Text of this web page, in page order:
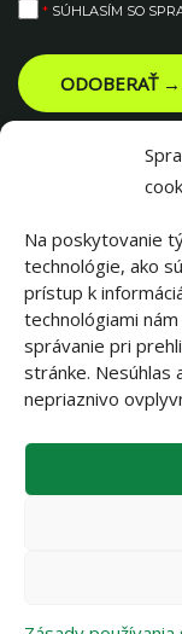
Na poskytovanie
technológie, ako
prístup k
technológiami
správanie pri
stránke. Nesúhlas
nepriaznivo
* SÚHLASÍM SO
ODOBERAŤ →